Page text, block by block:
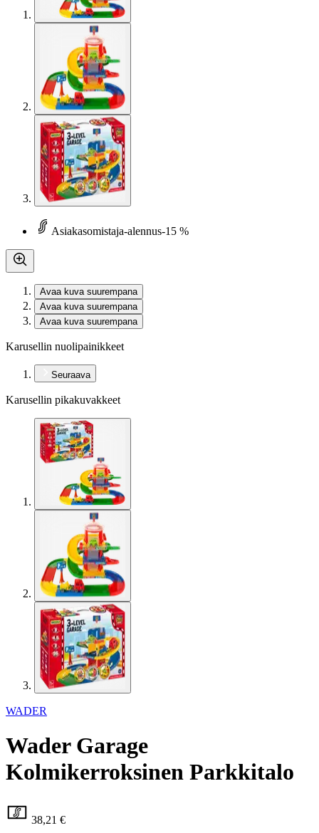
Asiakasomistaja-alennus-15 %
Avaa kuva suurempana
Avaa kuva suurempana
Avaa kuva suurempana
Karusellin nuolipainikkeet
Seuraava
Karusellin pikakuvakkeet
WADER
Wader Garage
Kolmikerroksinen Parkkitalo
38,21 €